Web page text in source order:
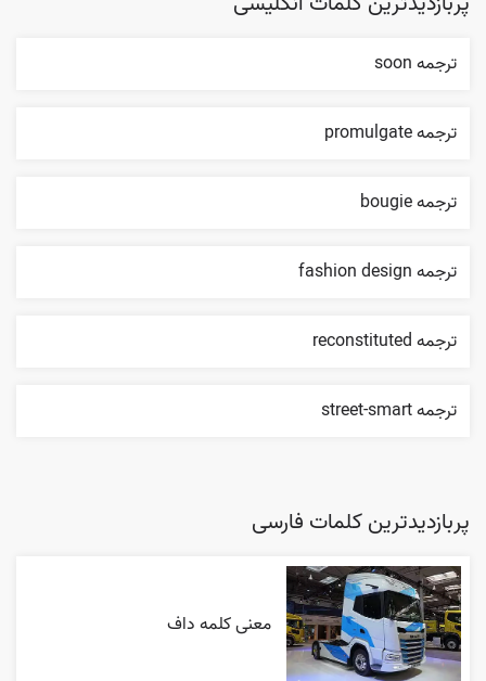
ترجمه soon
ترجمه promulgate
ترجمه bougie
ترجمه fashion design
ترجمه reconstituted
ترجمه street-smart
پربازدیدترین کلمات فارسی
معنی کلمه داف